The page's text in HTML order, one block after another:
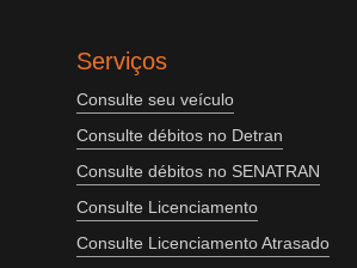
Serviços
Consulte seu veículo
Consulte débitos no Detran
Consulte débitos no SENATRAN
Consulte Licenciamento
Consulte Licenciamento Atrasado